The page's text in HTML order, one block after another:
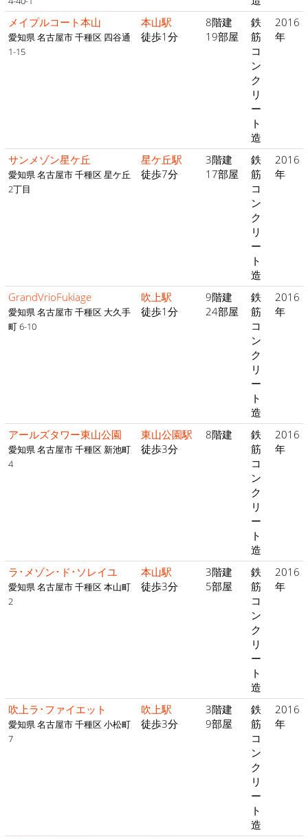
メイプルコート本山
愛知県 名古屋市 千種区 四谷通
1-15
本山駅
徒歩1分
8階建
19部屋
鉄
筋
コ
ン
ク
リ
ー
ト
造
2016
年
サンメゾン星ケ丘
愛知県 名古屋市 千種区 星ケ丘
2丁目
星ケ丘駅
徒歩7分
3階建
17部屋
鉄
筋
コ
ン
ク
リ
ー
ト
造
2016
年
GrandVrioFukiage
愛知県 名古屋市 千種区 大久手
町 6-10
吹上駅
徒歩1分
9階建
24部屋
鉄
筋
コ
ン
ク
リ
ー
ト
造
2016
年
アールズタワー東山公園
愛知県 名古屋市 千種区 新池町
4
東山公園駅
徒歩3分
8階建
鉄
筋
コ
ン
ク
リ
ー
ト
造
2016
年
ラ･メゾン･ド･ソレイユ
愛知県 名古屋市 千種区 本山町
2
本山駅
徒歩3分
3階建
5部屋
鉄
筋
コ
ン
ク
リ
ー
ト
造
2016
年
吹上ラ･ファイエット
愛知県 名古屋市 千種区 小松町
7
吹上駅
徒歩3分
3階建
9部屋
鉄
筋
コ
ン
ク
リ
ー
ト
造
2016
年